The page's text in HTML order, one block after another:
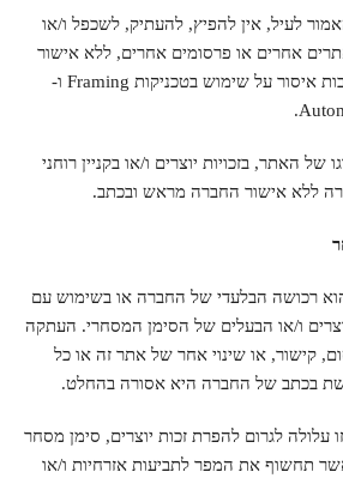
האמור לעיל, אין להפיץ, להעתיק, לשכפל ו/או
אחרים או פרסומים אחרים, ללא אישור
מראש ובכתב מהחברה, לרבות איסור על שימוש בטכניקות Framing ו-
של האתר, בזכויות יוצרים ו/או בקניין רוחני
ללא אישור החברה מראש ובכתב.
הוא רכושה הבלעדי של החברה או בשימוש עם
ו/או הבעלים של הסימן המסחרי. העתקה
קישור, או שינוי אחר של אתר זה או כל
בכתב של החברה היא אסורה בהחלט.
זו עלולה לגרום להפרת זכות יוצרים, סימן מסחר
אשר תחשוף את המפר לתביעות אזרחיות ו/או